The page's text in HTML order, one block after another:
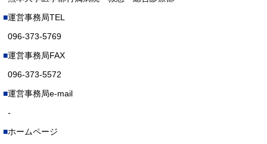
運営事務局TEL
096-373-5769
運営事務局FAX
096-373-5572
運営事務局e-mail
-
ホームページ